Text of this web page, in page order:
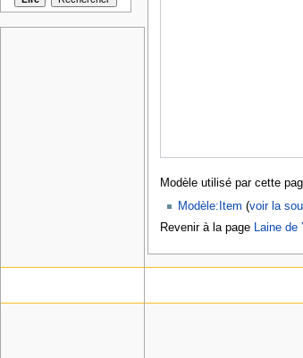
Modèle utilisé par cette
Modèle:Item (voir la
Revenir à la page
Laine